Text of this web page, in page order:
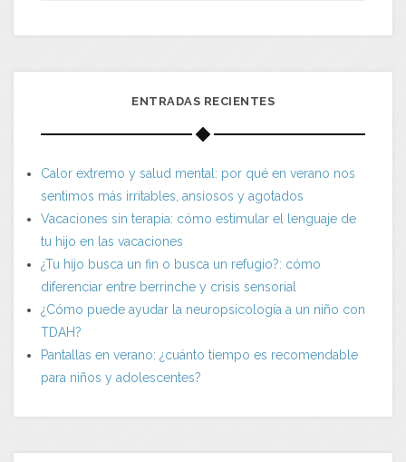
ENTRADAS RECIENTES
Calor extremo y salud mental: por qué en verano nos
sentimos más irritables, ansiosos y agotados
Vacaciones sin terapia: cómo estimular el lenguaje de
tu hijo en las vacaciones
¿Tu hijo busca un fin o busca un refugio?: cómo
diferenciar entre berrinche y crisis sensorial
¿Cómo puede ayudar la neuropsicología a un niño con
TDAH?
Pantallas en verano: ¿cuánto tiempo es recomendable
para niños y adolescentes?